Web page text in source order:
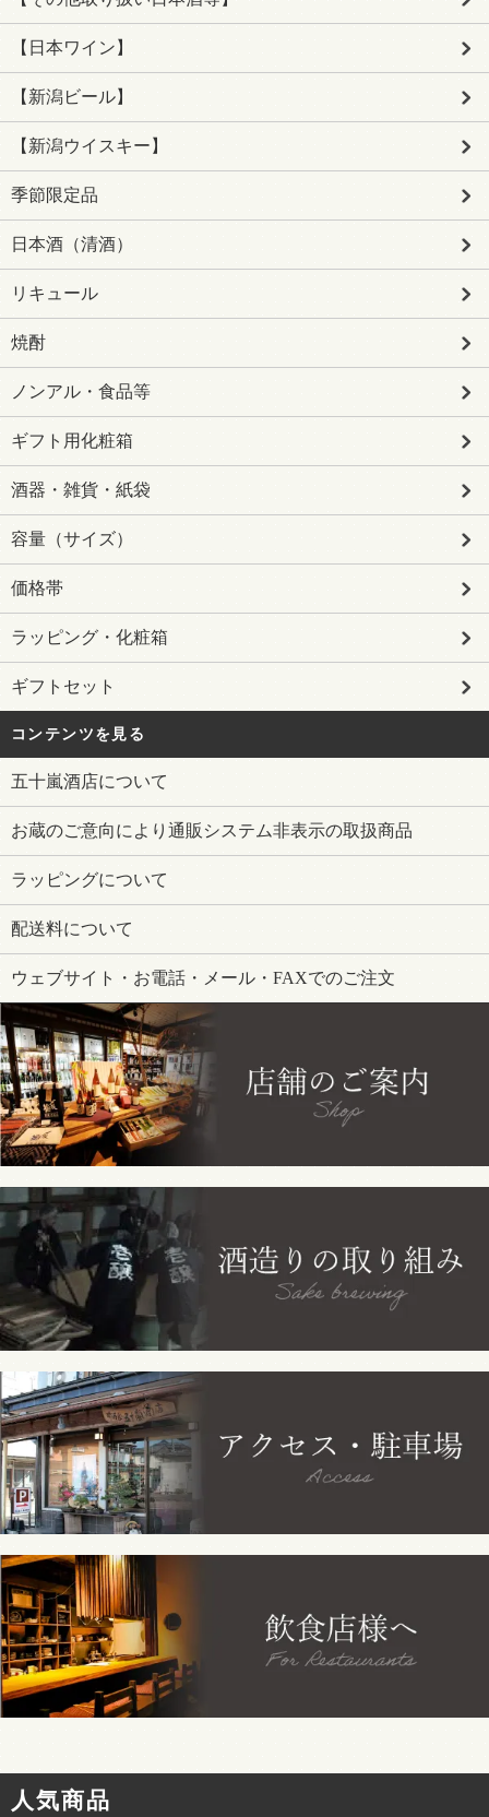
【日本ワイン】
【新潟ビール】
【新潟ウイスキー】
季節限定品
日本酒（清酒）
リキュール
焼酎
ノンアル・食品等
ギフト用化粧箱
酒器・雑貨・紙袋
容量（サイズ）
価格帯
ラッピング・化粧箱
ギフトセット
コンテンツを見る
五十嵐酒店について
お蔵のご意向により通販システム非表示の取扱商品
ラッピングについて
配送料について
ウェブサイト・お電話・メール・FAXでのご注文
人気商品